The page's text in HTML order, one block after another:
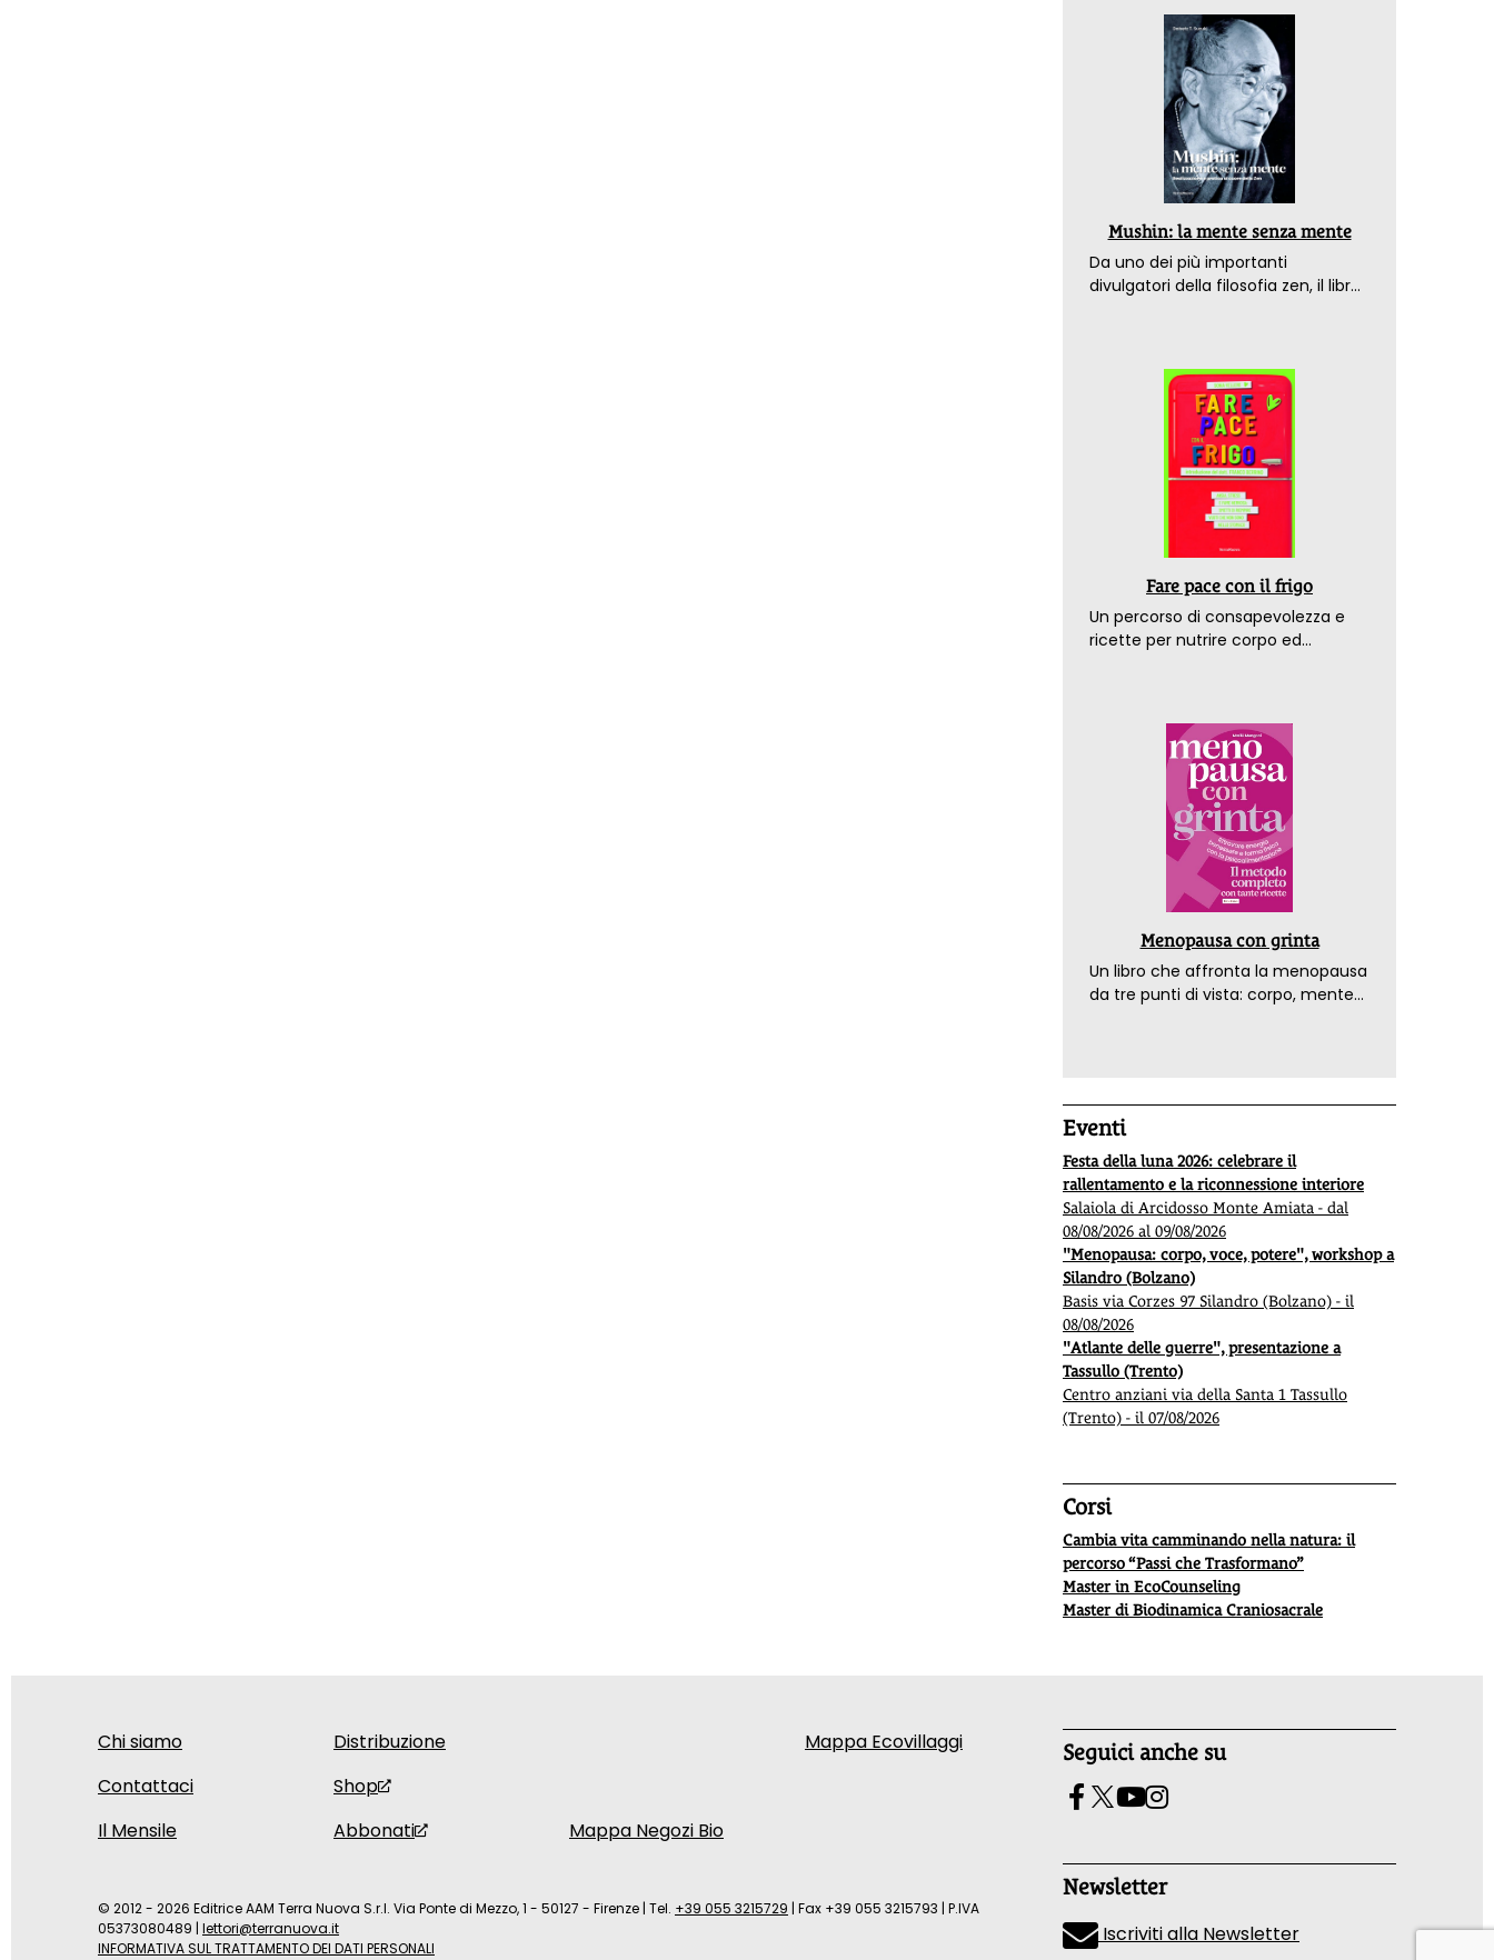
Mushin: la mente senza mente
Da uno dei più importanti
divulgatori della filosofia zen, il libro
Fare pace con il frigo
Un percorso di consapevolezza e
ricette per nutrire corpo ed
Menopausa con grinta
Un libro che affronta la menopausa
da tre punti di vista: corpo, mente
Eventi
Festa della luna 2026: celebrare il
rallentamento e la riconnessione interiore
Salaiola di Arcidosso Monte Amiata - dal
08/08/2026 al 09/08/2026
"Menopausa: corpo, voce, potere", workshop a
Silandro (Bolzano)
Basis via Corzes 97 Silandro (Bolzano) - il
08/08/2026
"Atlante delle guerre", presentazione a
Tassullo (Trento)
Centro anziani via della Santa 1 Tassullo
(Trento) - il 07/08/2026
Corsi
Cambia vita camminando nella natura: il
percorso “Passi che Trasformano”
Master in EcoCounseling
Master di Biodinamica Craniosacrale
Chi siamo
Contattaci
Il Mensile
Distribuzione
Shop
Abbonati
Mappa Negozi Bio
Mappa Ecovillaggi Seguici anche su
Newsletter
Iscriviti alla Newsletter
© 2012 - 2026 Editrice AAM Terra Nuova S.r.l. Via Ponte di Mezzo, 1 - 50127 - Firenze | Tel. +39 055 3215729 | Fax +39 055 3215793 | P.IVA
05373080489 | lettori@terranuova.it
INFORMATIVA SUL TRATTAMENTO DEI DATI PERSONALI